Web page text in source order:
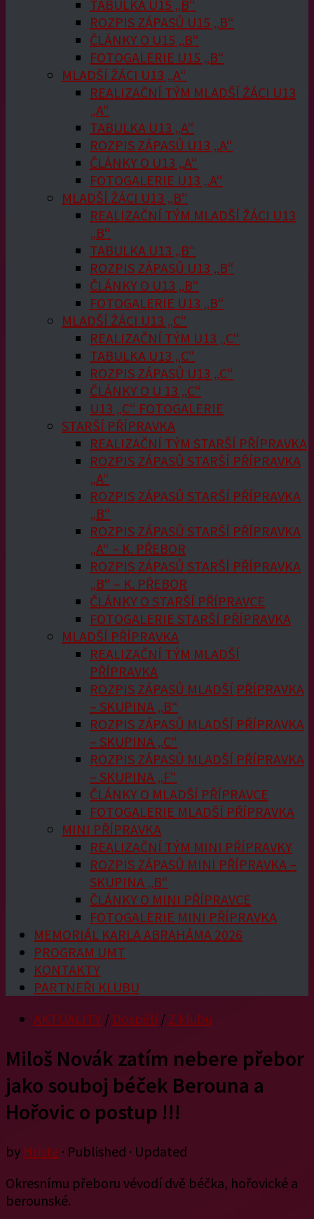
TABULKA U15 „B“
ROZPIS ZÁPASŮ U15 „B“
ČLÁNKY O U15 „B“
FOTOGALERIE U15 „B“
MLADŠÍ ŽÁCI U13 „A“
REALIZAČNÍ TÝM MLADŠÍ ŽÁCI U13
„A“
TABULKA U13 „A“
ROZPIS ZÁPASŮ U13 „A“
ČLÁNKY O U13 „A“
FOTOGALERIE U13 „A“
MLADŠÍ ŽÁCI U13 „B“
REALIZAČNÍ TÝM MLADŠÍ ŽÁCI U13
„B“
TABULKA U13 „B“
ROZPIS ZÁPASŮ U13 „B“
ČLÁNKY O U13 „B“
FOTOGALERIE U13 „B“
MLADŠÍ ŽÁCI U13 „C“
REALIZAČNÍ TÝM U13 „C“
TABULKA U13 „C“
ROZPIS ZÁPASŮ U13 „C“
ČLÁNKY O U 13 „C“
U13 „C“ FOTOGALERIE
STARŠÍ PŘÍPRAVKA
REALIZAČNÍ TÝM STARŠÍ PŘÍPRAVKA
ROZPIS ZÁPASŮ STARŠÍ PŘÍPRAVKA
„A“
ROZPIS ZÁPASŮ STARŠÍ PŘÍPRAVKA
„B“
ROZPIS ZÁPASŮ STARŠÍ PŘÍPRAVKA
„A“ – K. PŘEBOR
ROZPIS ZÁPASŮ STARŠÍ PŘÍPRAVKA
„B“ – K. PŘEBOR
ČLÁNKY O STARŠÍ PŘÍPRAVCE
FOTOGALERIE STARŠÍ PŘÍPRAVKA
MLADŠÍ PŘÍPRAVKA
REALIZAČNÍ TÝM MLADŠÍ
PŘÍPRAVKA
ROZPIS ZÁPASŮ MLADŠÍ PŘÍPRAVKA
– SKUPINA „B“
ROZPIS ZÁPASŮ MLADŠÍ PŘÍPRAVKA
– SKUPINA „C“
ROZPIS ZÁPASŮ MLADŠÍ PŘÍPRAVKA
– SKUPINA „F“
ČLÁNKY O MLADŠÍ PŘÍPRAVCE
FOTOGALERIE MLADŠÍ PŘÍPRAVKA
MINI PŘÍPRAVKA
REALIZAČNÍ TÝM MINI PŘÍPRAVKY
ROZPIS ZÁPASŮ MINI PŘÍPRAVKA –
SKUPINA „B“
ČLÁNKY O MINI PŘÍPRAVCE
FOTOGALERIE MINI PŘÍPRAVKA
MEMORIÁL KARLA ABRAHÁMA 2026
PROGRAM UMT
KONTAKTY
PARTNEŘI KLUBU
AKTUALITY / Dospělí / Z klubu
Miloš Novák zatím nebere přebor
jako souboj béček Berouna a
Hořovic o postup !!!
by Hriste · Published · Updated
Okresnímu přeboru vévodí dvě béčka, hořovické a
berounské.